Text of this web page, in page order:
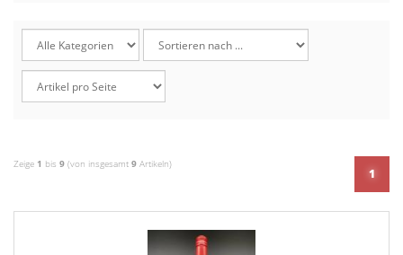
Zeige 1 bis 9 (von insgesamt 9 Artikeln)
1